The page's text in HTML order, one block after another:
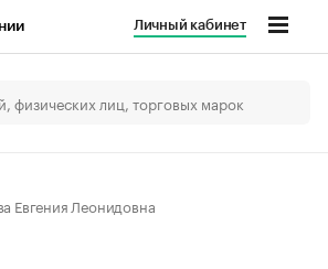
Личный кабинет
Евгения Леонидовна